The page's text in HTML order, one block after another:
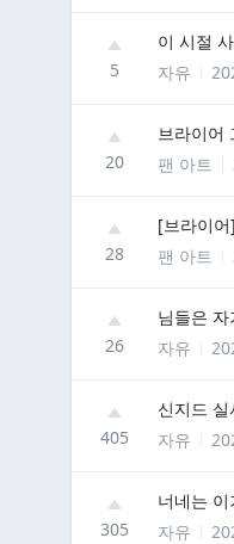
5
이 시절
자유
20
브라이어
팬 아트
28
[브라이
팬 아트
26
님들은
자유
405
신지드 실
자유
305
너네는
자유